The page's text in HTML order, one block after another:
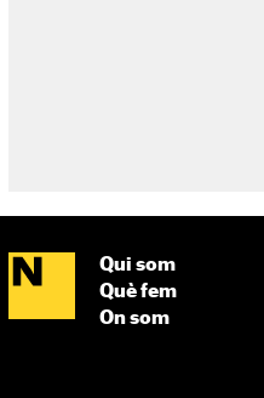
Qui som
Què fem
On som